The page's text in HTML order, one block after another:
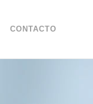
CONTACTO